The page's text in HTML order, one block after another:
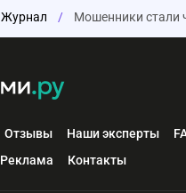
Журнал /
Отзывы Наши эксперты
Реклама Контакты